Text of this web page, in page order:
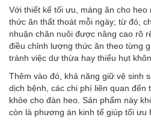
Với thiết kế tối ưu, máng ăn cho
thức ăn thất thoát mỗi ngày; từ đó,
nhuận chăn nuôi được nâng cao rõ
điều chỉnh lượng thức ăn theo từng
tránh việc dư thừa hay thiếu hụt
Thêm vào đó, khả năng giữ vệ sinh
dịch bệnh, các chi phí liên quan đến
khỏe cho đàn heo. Sản phẩm này
còn là phương án kinh tế giúp tối ưu